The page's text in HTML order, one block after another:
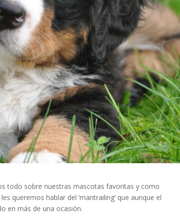
todo sobre nuestras mascotas favoritas y como
queremos hablar del ‘mantrailing’ que aunque el
en más de una ocasión.